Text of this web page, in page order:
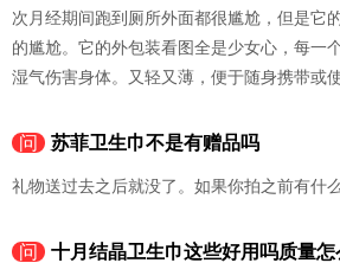
次月经期间跑到厕所外面都很尴尬，但是它
的尴尬。它的外包装看图全是少女心，每一
湿气伤害身体。又轻又薄，便于随身携带或使
问 苏菲卫生巾不是有赠品吗
礼物送过去之后就没了。如果你拍之前有什
问 十月结晶卫生巾这些好用吗质量怎